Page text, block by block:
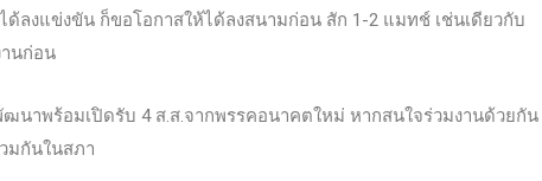
ลงแข่งขัน ก็ขอโอกาสให้ได้ลงสนามก่อน สัก 1-2 แมทช์ เช่นเดียวกับ
นก่อน
นาพร้อมเปิดรับ 4 ส.ส.จากพรรคอนาคตใหม่ หากสนใจร่วมงานด้วยกัน
มกันในสภา